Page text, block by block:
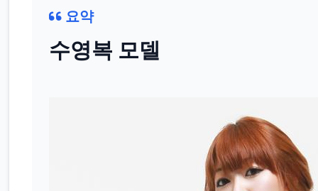
요약
수영복 모델